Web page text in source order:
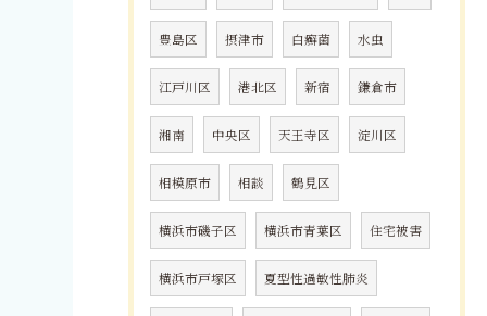
豊島区 摂津市 白癬菌 水虫
江戸川区 港北区 新宿 鎌倉市
湘南 中央区 天王寺区 淀川区
相模原市 相談 鶴見区
横浜市磯子区 横浜市青葉区 住宅被害
横浜市戸塚区 夏型性過敏性肺炎